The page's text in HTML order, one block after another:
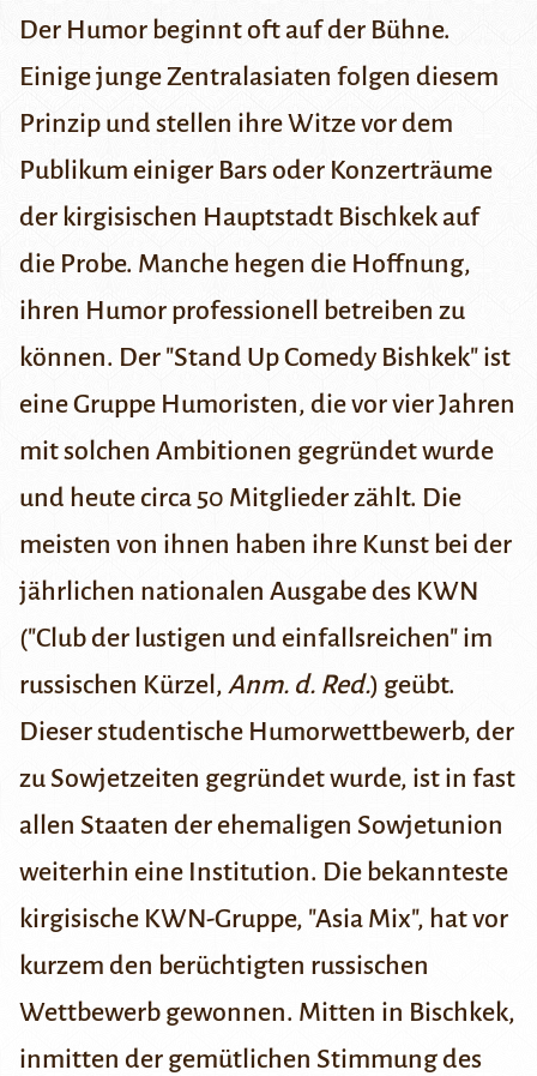
Der Humor beginnt oft auf der Bühne.
Einige junge Zentralasiaten folgen diesem
Prinzip und stellen ihre Witze vor dem
Publikum einiger Bars oder Konzerträume
der kirgisischen Hauptstadt Bischkek auf
die Probe. Manche hegen die Hoffnung,
ihren Humor professionell betreiben zu
können. Der "Stand Up Comedy Bishkek" ist
eine Gruppe Humoristen, die vor vier Jahren
mit solchen Ambitionen gegründet wurde
und heute circa 50 Mitglieder zählt. Die
meisten von ihnen haben ihre Kunst bei der
jährlichen nationalen Ausgabe des KWN
("Club der lustigen und einfallsreichen" im
russischen Kürzel, Anm. d. Red.) geübt.
Dieser studentische Humorwettbewerb, der
zu Sowjetzeiten gegründet wurde, ist in fast
allen Staaten der ehemaligen Sowjetunion
weiterhin eine Institution. Die bekannteste
kirgisische KWN-Gruppe, "Asia Mix", hat vor
kurzem den berüchtigten russischen
Wettbewerb gewonnen. Mitten in Bischkek,
inmitten der gemütlichen Stimmung des